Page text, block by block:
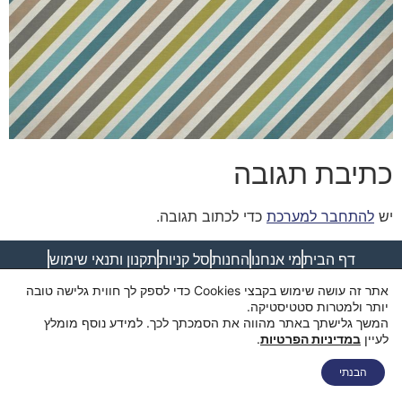
כתיבת תגובה
יש להתחבר למערכת כדי לכתוב תגובה.
דף הביתמי אנחנו החנותסל קניותתקנון ותנאי שימוש
אתר זה עושה שימוש בקבצי Cookies כדי לספק לך חווית גלישה טובה
יותר ולמטרות סטטיסטיקה.
המשך גלישתך באתר מהווה את הסמכתך לכך. למידע נוסף מומלץ
לעיין במדיניות הפרטיות.
הבנתי